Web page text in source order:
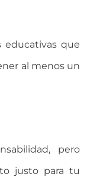
educativas que
al menos un
pero
justo para tu